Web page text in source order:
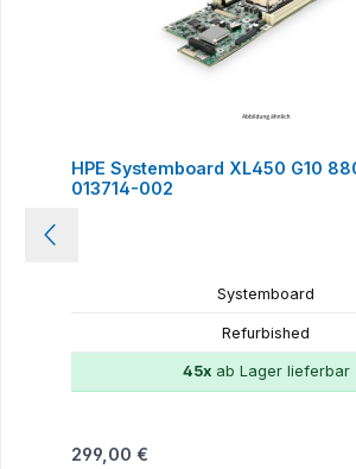
HPE Systemboard XL450 G10
013714-002
Systemboard
Refurbished
45xab Lager lieferbar
Regulärer Preis:
299,00 €